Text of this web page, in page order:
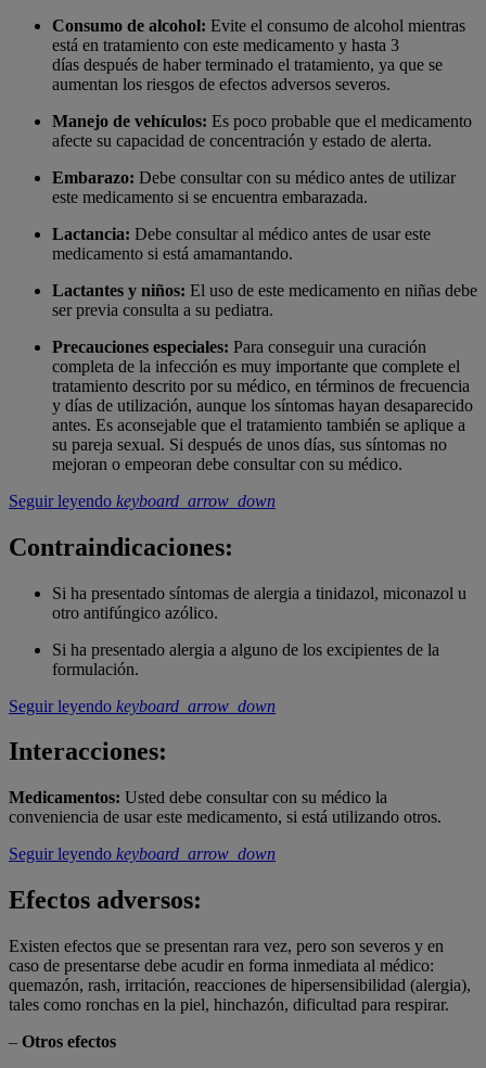
Consumo de alcohol: Evite el consumo de alcohol mientras
está en tratamiento con este medicamento y hasta 3
días después de haber terminado el tratamiento, ya que se
aumentan los riesgos de efectos adversos severos.
Manejo de vehículos: Es poco probable que el medicamento
afecte su capacidad de concentración y estado de alerta.
Embarazo: Debe consultar con su médico antes de utilizar
este medicamento si se encuentra embarazada.
Lactancia: Debe consultar al médico antes de usar este
medicamento si está amamantando.
Lactantes y niños: El uso de este medicamento en niñas debe
ser previa consulta a su pediatra.
Precauciones especiales: Para conseguir una curación
completa de la infección es muy importante que complete el
tratamiento descrito por su médico, en términos de frecuencia
y días de utilización, aunque los síntomas hayan desaparecido
antes. Es aconsejable que el tratamiento también se aplique a
su pareja sexual. Si después de unos días, sus síntomas no
mejoran o empeoran debe consultar con su médico.
Seguir leyendo keyboard_arrow_down
Contraindicaciones:
Si ha presentado síntomas de alergia a tinidazol, miconazol u
otro antifúngico azólico.
Si ha presentado alergia a alguno de los excipientes de la
formulación.
Seguir leyendo keyboard_arrow_down
Interacciones:
Medicamentos: Usted debe consultar con su médico la
conveniencia de usar este medicamento, si está utilizando otros.
Seguir leyendo keyboard_arrow_down
Efectos adversos:
Existen efectos que se presentan rara vez, pero son severos y en
caso de presentarse debe acudir en forma inmediata al médico:
quemazón, rash, irritación, reacciones de hipersensibilidad (alergia),
tales como ronchas en la piel, hinchazón, dificultad para respirar.
– Otros efectos